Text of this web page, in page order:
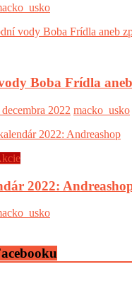
Boba Frídla
decembra 2022 macko_usko
2022: